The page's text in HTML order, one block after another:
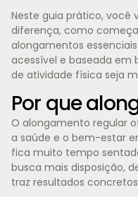
Neste guia prático, você
diferença, como
alongamentos
acessível e baseada em
de atividade física seja
Por que
O alongamento regular
a saúde e o bem-estar
fica muito tempo
busca mais disposição,
traz resultados